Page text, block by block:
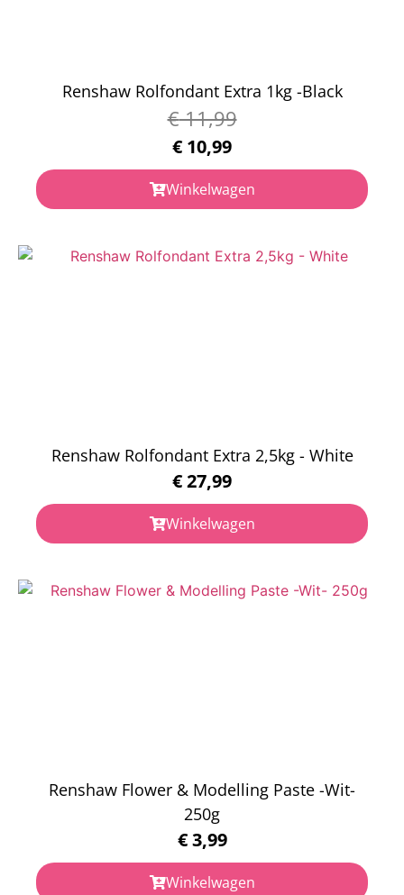
Renshaw Rolfondant Extra 1kg -Black
€11,99
€ 10,99
Winkelwagen
Renshaw Rolfondant Extra 2,5kg - White
€27,99
Winkelwagen
Renshaw Flower & Modelling Paste -Wit-
250g
€3,99
Winkelwagen